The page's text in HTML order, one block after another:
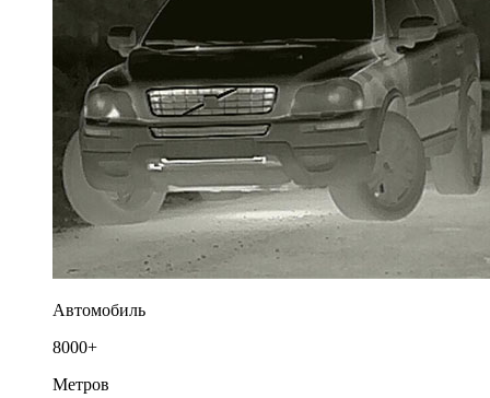
Автомобиль
8000+
Метров